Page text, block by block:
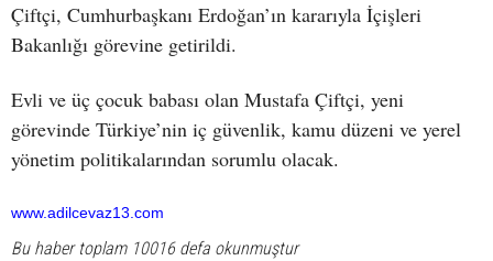
Çiftçi, Cumhurbaşkanı Erdoğan’ın kararıyla İçişleri
Bakanlığı görevine getirildi.
Evli ve üç çocuk babası olan Mustafa Çiftçi, yeni
görevinde Türkiye’nin iç güvenlik, kamu düzeni ve yerel
yönetim politikalarından sorumlu olacak.
www.adilcevaz13.com
Bu haber toplam 10016 defa okunmuştur